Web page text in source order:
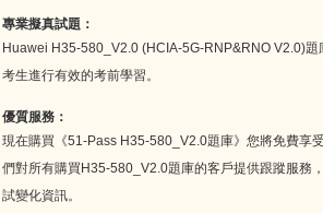
專業擬真試題：
Huawei H35-580_V2.0 (HCIA-5G-RNP&RNO V2.0)
考生進行有效的考前學習。
優質服務：
現在購買《51-Pass H35-580_V2.0題庫》您將免費享
們對所有購買H35-580_V2.0題庫的客戶提供跟蹤服務
試變化資訊。